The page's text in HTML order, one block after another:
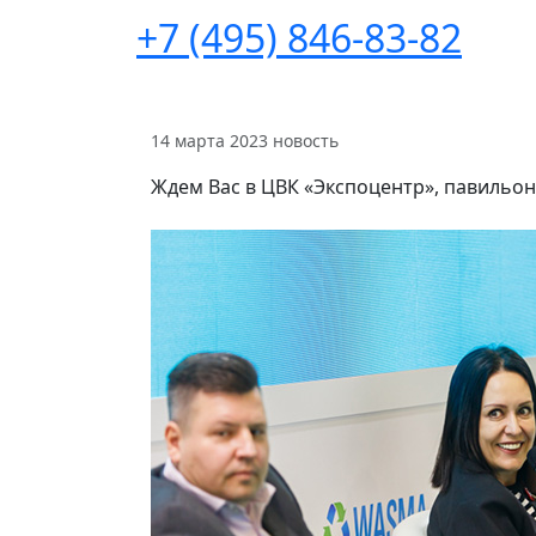
+7 (495) 846-83-82
14 марта 2023 новость
Ждем Вас в ЦВК «Экспоцентр»,